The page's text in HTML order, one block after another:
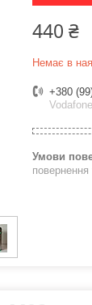
440 ₴
Немає в
+380
Vodafone
повернення